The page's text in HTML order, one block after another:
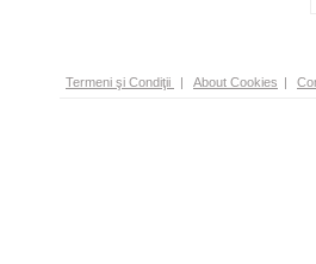
Termeni şi Condiţii | About Cookies |